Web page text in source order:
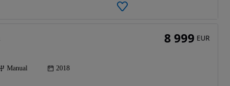
Manual 2018
8 999 EUR